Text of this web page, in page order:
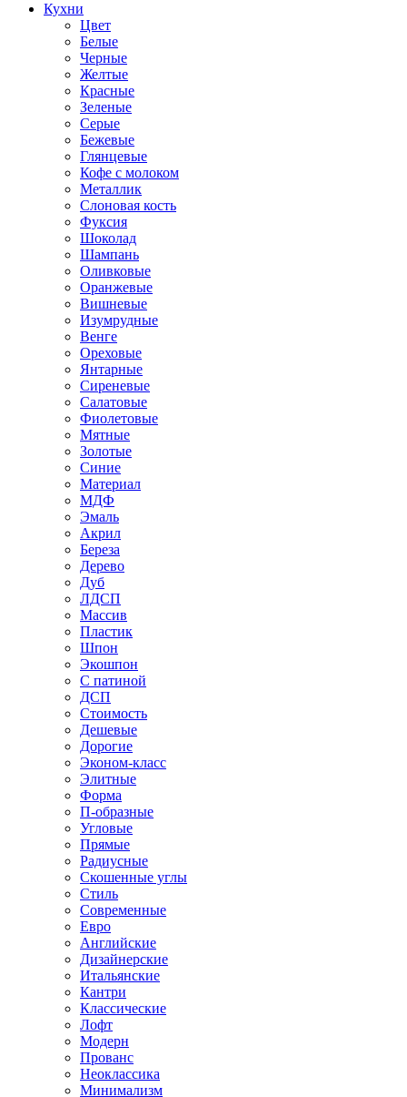
Кухни
Цвет
Белые
Черные
Желтые
Красные
Зеленые
Серые
Бежевые
Глянцевые
Кофе с молоком
Металлик
Слоновая кость
Фуксия
Шоколад
Шампань
Оливковые
Оранжевые
Вишневые
Изумрудные
Венге
Ореховые
Янтарные
Сиреневые
Салатовые
Фиолетовые
Мятные
Золотые
Синие
Материал
МДФ
Эмаль
Акрил
Береза
Дерево
Дуб
ЛДСП
Массив
Пластик
Шпон
Экошпон
С патиной
ДСП
Стоимость
Дешевые
Дорогие
Эконом-класс
Элитные
Форма
П-образные
Угловые
Прямые
Радиусные
Скошенные углы
Стиль
Современные
Евро
Английские
Дизайнерские
Итальянские
Кантри
Классические
Лофт
Модерн
Прованс
Неоклассика
Минимализм